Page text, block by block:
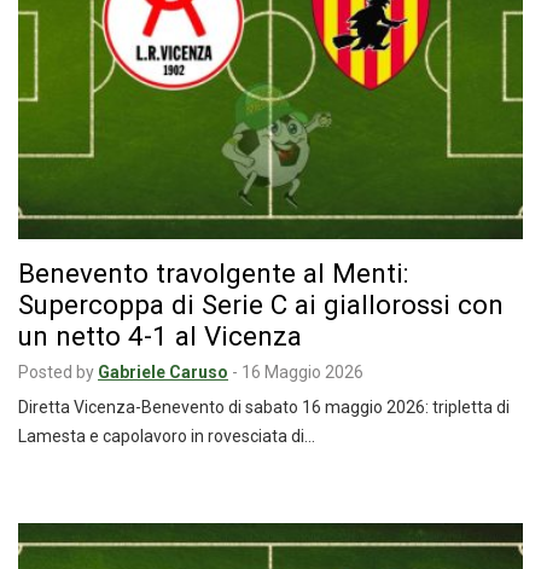
Benevento travolgente al Menti:
Supercoppa di Serie C ai giallorossi con
un netto 4-1 al Vicenza
Posted by Gabriele Caruso - 16 Maggio 2026
Diretta Vicenza-Benevento di sabato 16 maggio 2026: tripletta di
Lamesta e capolavoro in rovesciata di…